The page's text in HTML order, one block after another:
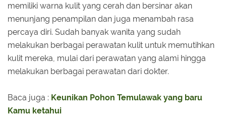
memiliki warna kulit yang cerah dan bersinar akan
menunjang penampilan dan juga menambah rasa
percaya diri. Sudah banyak wanita yang sudah
melakukan berbagai perawatan kulit untuk memutihkan
kulit mereka, mulai dari perawatan yang alami hingga
melakukan berbagai perawatan dari dokter.
Baca juga : Keunikan Pohon Temulawak yang baru
Kamu ketahui